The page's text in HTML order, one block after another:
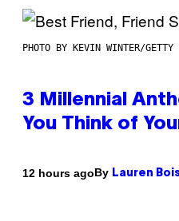
PHOTO BY KEVIN WINTER/
3 Millennial
You Think of
12 hours agoBy Lauren